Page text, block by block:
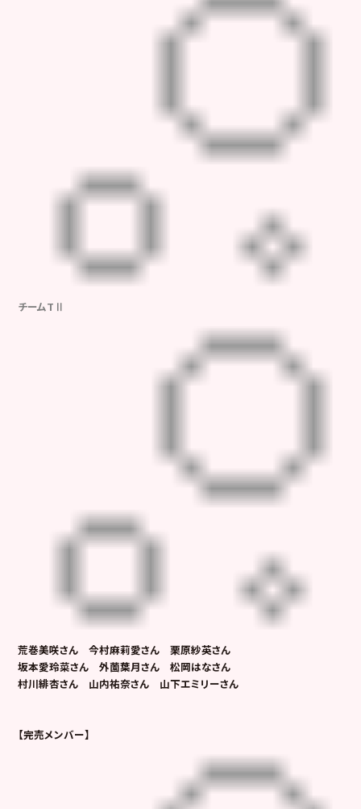
チームTⅡ
荒巻美咲さん 今村麻莉愛さん 栗原紗英さん
坂本愛玲菜さん 外薗葉月さん 松岡はなさん
村川緋杏さん 山内祐奈さん 山下エミリーさん
【完売メンバー】